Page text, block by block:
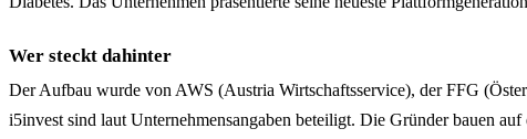
Wer steckt dahinter
Der Aufbau wurde von AWS (Austria Wirtschaftsservice), der FFG
i5invest sind laut Unternehmensangaben beteiligt. Die Gründer bauen